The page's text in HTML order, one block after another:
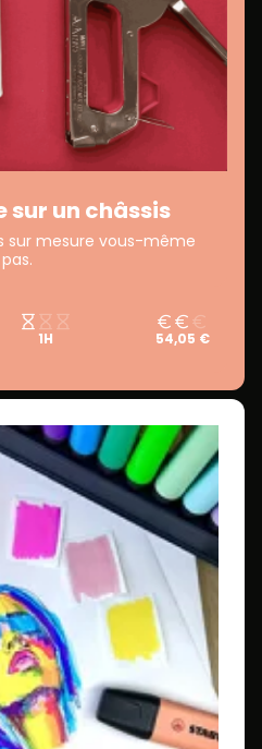
sur un châssis
sur mesure vous-même
1H 54,05 €